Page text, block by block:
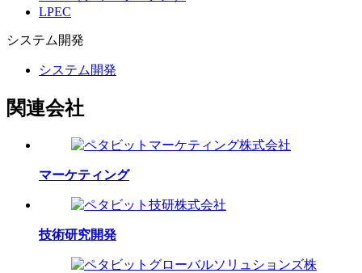
LPEC
システム 開発
システム開発
関連会社
マーケティング
技術研究開発